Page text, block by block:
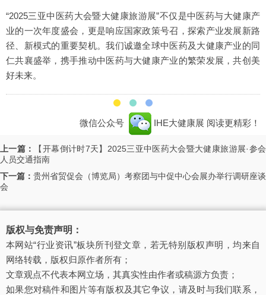
“2025三亚中医药大会暨大健康旅游展”不仅是中医药与大健康产
业的一次年度盛会，更是响应国家政策号召，探索产业发展新路
径、新模式的重要契机。我们诚邀全球中医药及大健康产业的同
仁共襄盛举，携手推动中医药与大健康产业的繁荣发展，共创美
好未来。
微信公众号 IHE大健康展 阅读更精彩！
上一篇：
【开幕倒计时7天】2025三亚中医药大会暨大健康旅游展·参会
人员交通指南
下一篇： 贵州省贸促会（博览局）考察团与中促中心会展办举行调研座谈
会
版权与免责声明：
本网站“行业资讯”板块所刊登文章，若无特别版权声明，均来自
网络转载，版权归原作者所有；
文章观点不代表本网立场，其真实性由作者或稿源方负责；
如果您对稿件和图片等有版权及其它争议，请及时与我们联系，